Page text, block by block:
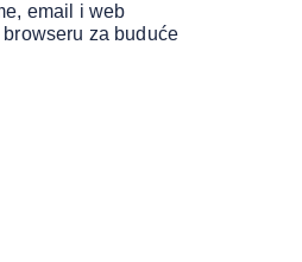
email i web
za buduće